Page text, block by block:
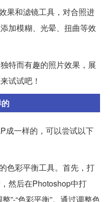
果和滤镜工具，对合照进
加模糊、光晕、扭曲等效
特而有趣的照片效果，展
试试吧！
成一样的，可以尝试以下
色彩平衡工具。首先，打
然后在Photoshop中打
”-“色彩平衡”。通过调整色